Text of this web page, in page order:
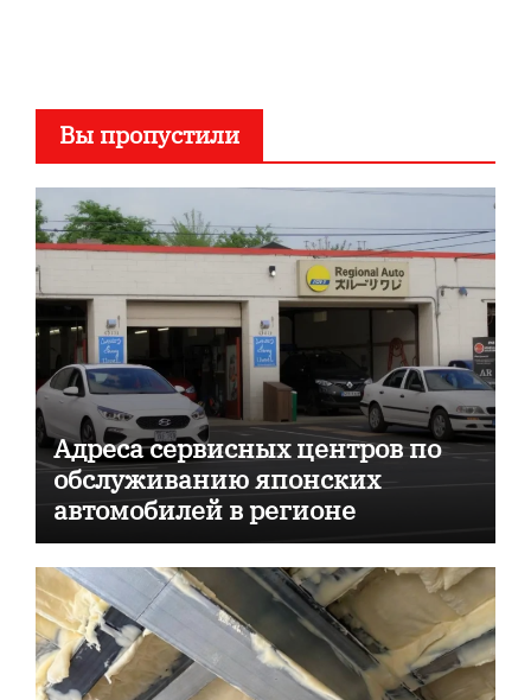
Вы пропустили
Адреса сервисных центров по
обслуживанию японских
автомобилей в регионе